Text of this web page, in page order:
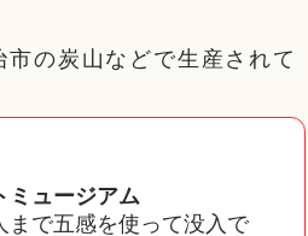
の炭山などで生産されて
ミュージアム
で五感を使って没入で